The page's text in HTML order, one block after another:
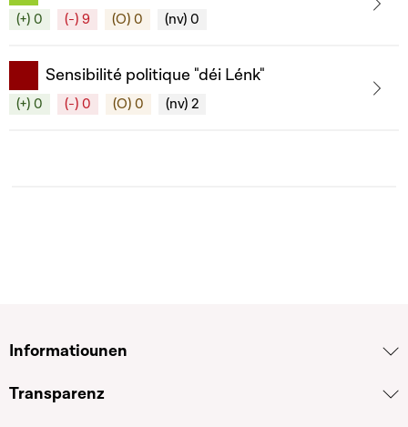
(+) 0 (-) 9 (O) 0 (nv) 0
Sensibilité politique "déi Lénk"
(+) 0 (-) 0 (O) 0 (nv) 2
Informatiounen
Transparenz